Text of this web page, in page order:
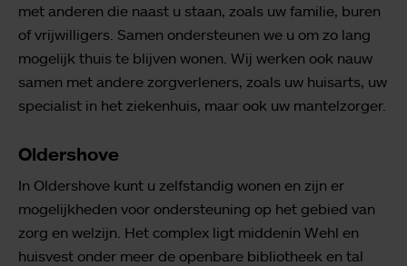
met anderen die naast u staan, zoals uw familie, buren
of vrijwilligers. Samen ondersteunen we u om zo lang
mogelijk thuis te blijven wonen. Wij werken ook nauw
samen met andere zorgverleners, zoals uw huisarts, uw
specialist in het ziekenhuis, maar ook uw mantelzorger.
Oldershove
In Oldershove kunt u zelfstandig wonen en zijn er
mogelijkheden voor ondersteuning op het gebied van
zorg en welzijn. Het complex ligt middenin Wehl en
huisvest onder meer de openbare bibliotheek en tal